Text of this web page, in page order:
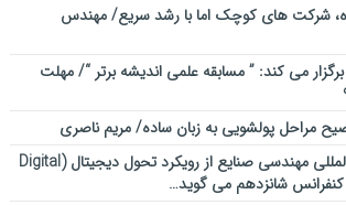
شرکت های کوچک اما با رشد سریع/ مهندس
می کند: ” مسابقه علمی اندیشه برتر “/ مهلت
مراحل پولشویی به زبان ساده/ مریم ناصری
رئیس کنفرانس بین المللی مهندسی صنایع از رویکرد تحول دیجیتال (Digital